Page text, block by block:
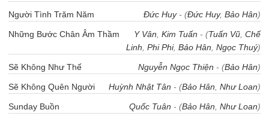
Người Tình Trăm Năm Đức Huy- (Đức Huy, Bảo Hân)
Những Bước Chân Âm Thầm Y Vân Kim Tuấn - (Tuấn Vũ Chế
Linh Phi Phi, Bảo Hân Ngọc Thuý)
Sẽ Không Như Thế Nguyễn Ngọc Thiện - (Bảo Hân)
Sẽ Không Quên Người Huỳnh Nhật Tân - (Bảo Hân Như Loan)
Sunday Buồn Quốc Tuân - (Bảo Hân Như Loan)